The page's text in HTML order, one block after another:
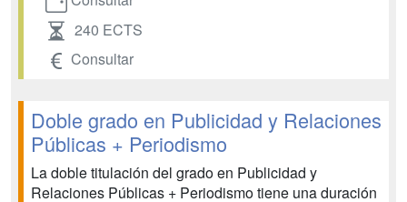
240 ECTS
Consultar
Doble grado en Publicidad y Relaciones
Públicas + Periodismo
La doble titulación del grado en Publicidad y
Relaciones Públicas + Periodismo tiene una duración